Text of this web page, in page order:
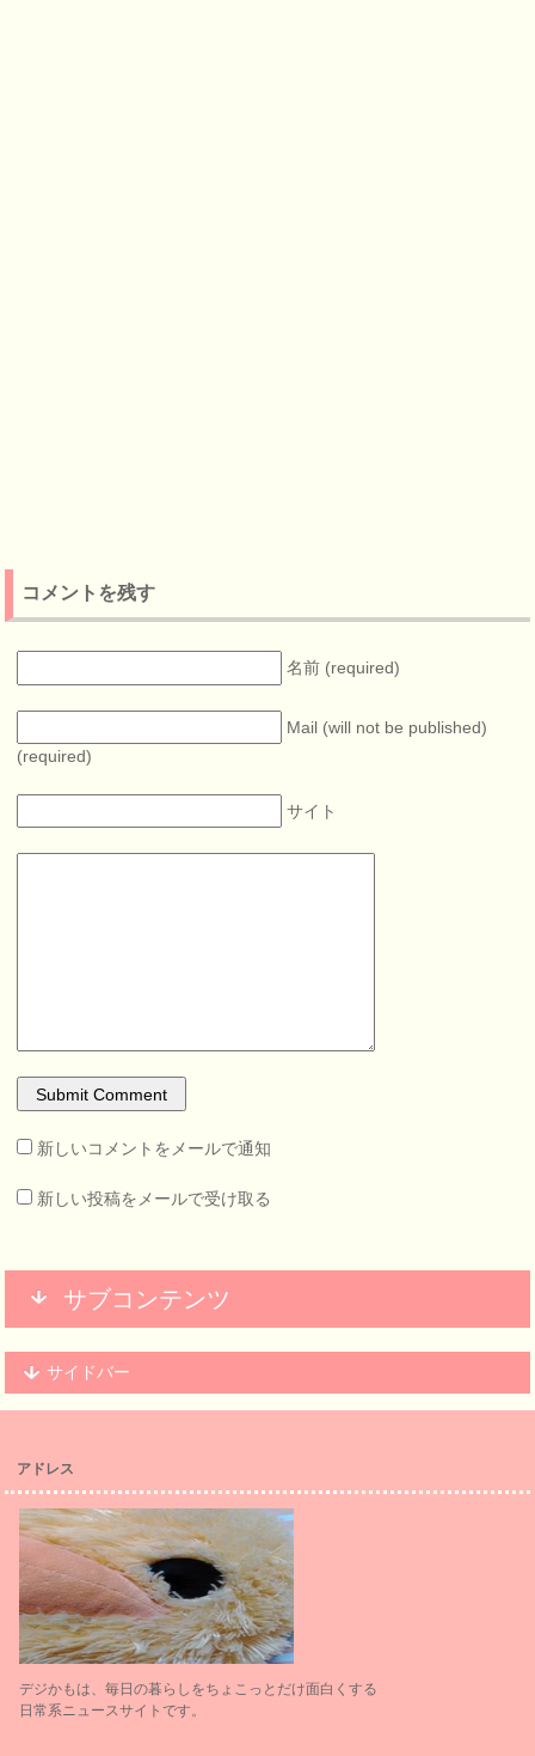
コメントを残す
名前 (required)
Mail (will not be published)
(required)
サイト
新しいコメントをメールで通知
新しい投稿をメールで受け取る
サブコンテンツ
サイドバー
アドレス
デジかもは、毎日の暮らしをちょこっとだけ面白くする
日常系ニュースサイトです。